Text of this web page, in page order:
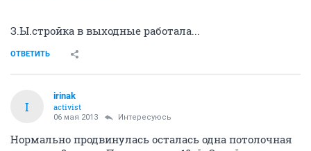
З.Ы.стройка в выходные работала...
ОТВЕТИТЬ
I
irinak
activist
06 мая 2013 Интересуюсь
Нормально продвинулась осталась одна потолочная